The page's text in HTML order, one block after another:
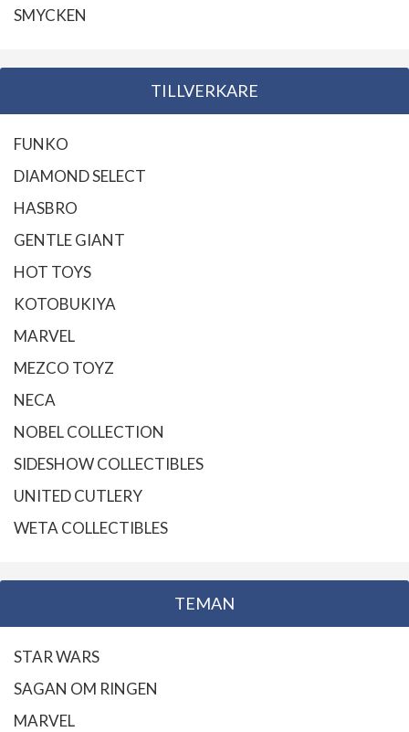
SMYCKEN
TILLVERKARE
FUNKO
DIAMOND SELECT
HASBRO
GENTLE GIANT
HOT TOYS
KOTOBUKIYA
MARVEL
MEZCO TOYZ
NECA
NOBEL COLLECTION
SIDESHOW COLLECTIBLES
UNITED CUTLERY
WETA COLLECTIBLES
TEMAN
STAR WARS
SAGAN OM RINGEN
MARVEL